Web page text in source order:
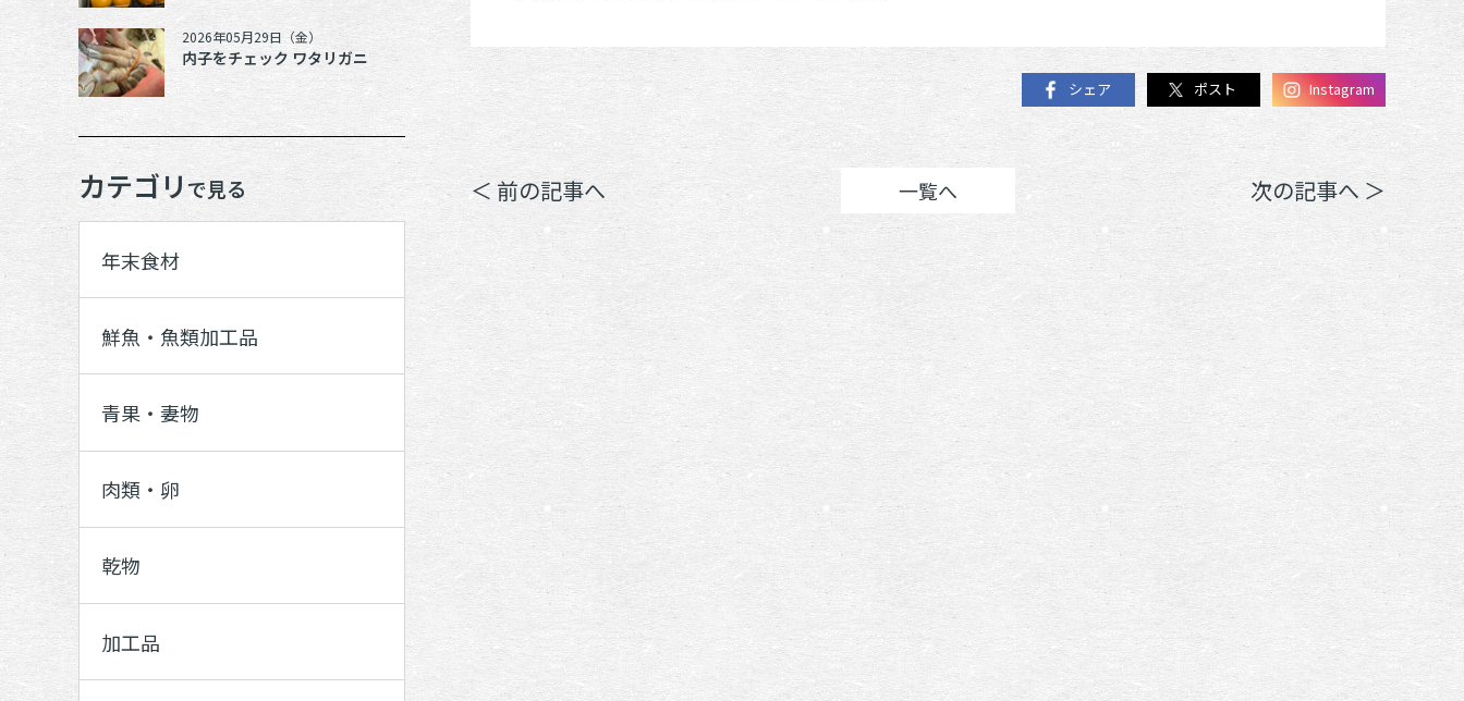
シェア ポスト Instagram
＜ 前の記事へ 一覧へ 次の記事へ ＞
2026年05月29日（金）
内子をチェック ワタリガニ
カテゴリで見る
年末食材
鮮魚・魚類加工品
青果・妻物
肉類・卵
乾物
加工品